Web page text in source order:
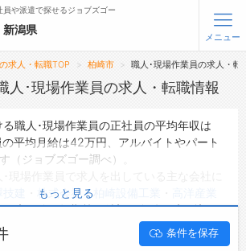
ログイン
いて
や派遣で探せるジョブズゴー
新潟県
メニュー
求人・転職TOP 柏崎市 職人･現場作業員の求人・転
人･現場作業員の求人・転職情報
職人･現場作業員の正社員の平均年収は
平均月給は42万円、アルバイトやパート
（ジョブズゴー調べ）。
株式会社 柏崎設備工業
未経験や短期等ご希望の条件で絞り込みが
着型の求人サイトであるジョブズゴーでは
もっと見る
条件を保存